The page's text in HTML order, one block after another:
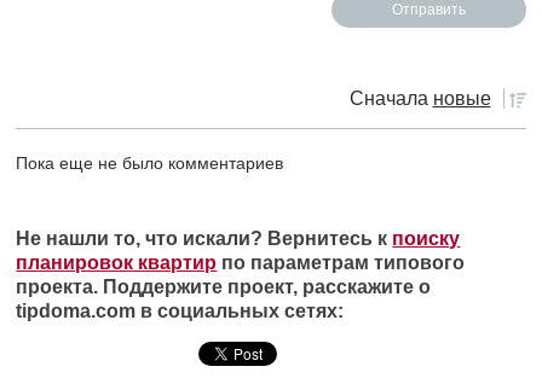
Сначала новые
Пока еще не было комментариев
Не нашли то, что искали? Вернитесь к поиску
планировок квартир по параметрам типового
проекта. Поддержите проект, расскажите о
tipdoma.com в социальных сетях: